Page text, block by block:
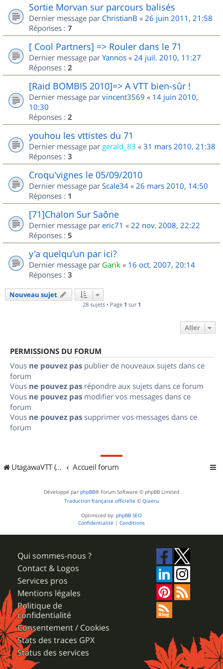
Sortie Morvan sur parcours balisés
Dernier message par ChristianB « 26 juin 2011, 21:58
Réponses : 7
[ Cool Partners] => Rouler dans le 71
Dernier message par Yannos « 24 juil. 2010, 11:27
Réponses : 2
[Raid BOMBIS 2010]=> A VTT bien-sûr !
Dernier message par vincent3569 « 14 juin 2010,
10:30
Réponses : 2
youhou les vttistes du 71
Dernier message par gerald_83 « 31 mars 2010, 21:38
Réponses : 3
Croqu'vignes le 05/09/2010
Dernier message par Scale34 « 26 mars 2010, 14:50
Réponses : 1
[71]Chalon Sur Saône
Dernier message par eric71 « 22 nov. 2008, 22:22
Réponses : 5
y'a quelqu'un par ici?
Dernier message par Garik « 16 oct. 2007, 20:14
Réponses : 3
Nouveau sujet
28 sujets • Page 1 sur 1
Aller
PERMISSIONS DU FORUM
Vous ne pouvez pas publier de nouveaux sujets dans ce
forum
Vous ne pouvez pas répondre aux sujets dans ce forum
Vous ne pouvez pas modifier vos messages dans ce
forum
Vous ne pouvez pas supprimer vos messages dans ce
forum
UtagawaVTT (Randos VTT et VTTAE avec traces GPS) Accueil forum
Développé par phpBB® Forum Software © phpBB Limited
Traduction française officielle © Qiaeru
Optimized by: phpBB SEO
Confidentialité | Conditions
Qui sommes-nous ?
Contact & Logos
Services pros
Mentions légales
Politique de
confidentialité
Consentement / Cookies
Stats des traces GPX
Status des services